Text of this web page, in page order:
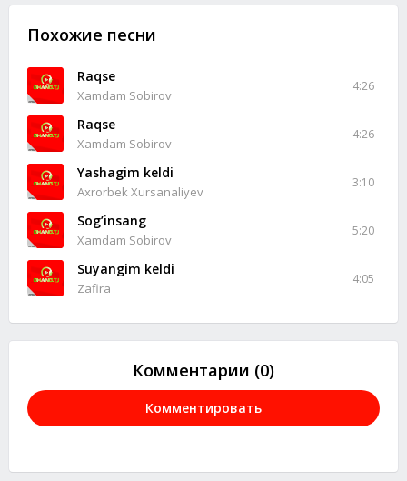
Похожие песни
Raqse
Xamdam Sobirov
4:26
Raqse
Xamdam Sobirov
4:26
Yashagim keldi
Axrorbek Xursanaliyev
3:10
Sog’insang
Xamdam Sobirov
5:20
Suyangim keldi
Zafira
4:05
Комментарии (0)
Комментировать